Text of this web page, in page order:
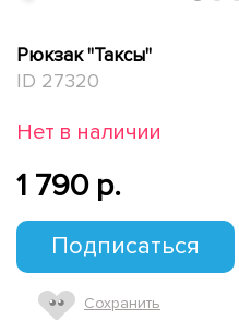
Рюкзак "Таксы"
ID 27320
Нет в наличии
1 790 p.
Подписаться
Сохранить